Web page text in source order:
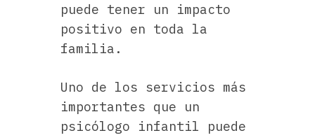
puede tener un impacto
positivo en toda la
familia.
Uno de los servicios más
importantes que un
psicólogo infantil puede